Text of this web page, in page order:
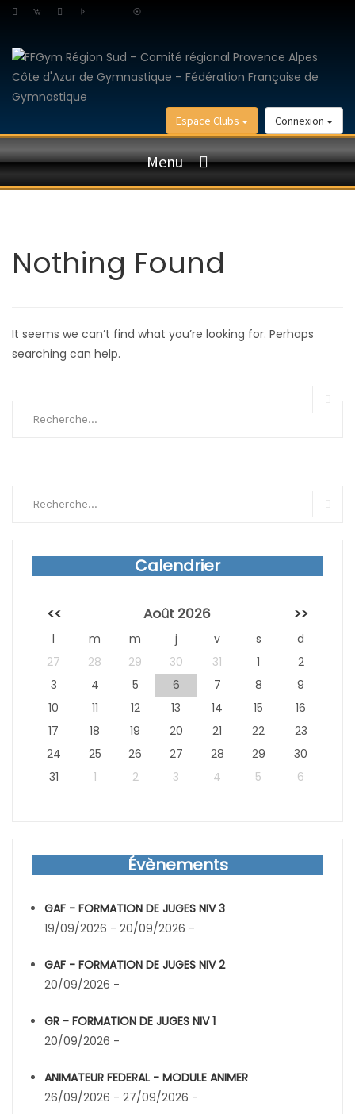
Connexion
Espace Clubs
Menu
Nothing Found
It seems we can’t find what you’re looking for. Perhaps
searching can help.
Calendrier
<< Août 2026 >>
l m m j v s
d
27
28 29 30 31 1
2
3
4 5 6 7 8
9
10
11 12 13 14 15
16
17
18 19 20 21 22
23
24
25 26 27 28 29
30
31
1 2 3 4 5 6
Évènements
GAF - FORMATION DE JUGES NIV 3
19/09/2026 - 20/09/2026 -
GAF - FORMATION DE JUGES NIV 2
20/09/2026 -
GR - FORMATION DE JUGES NIV 1
20/09/2026 -
ANIMATEUR FEDERAL - MODULE ANIMER
26/09/2026 - 27/09/2026 -